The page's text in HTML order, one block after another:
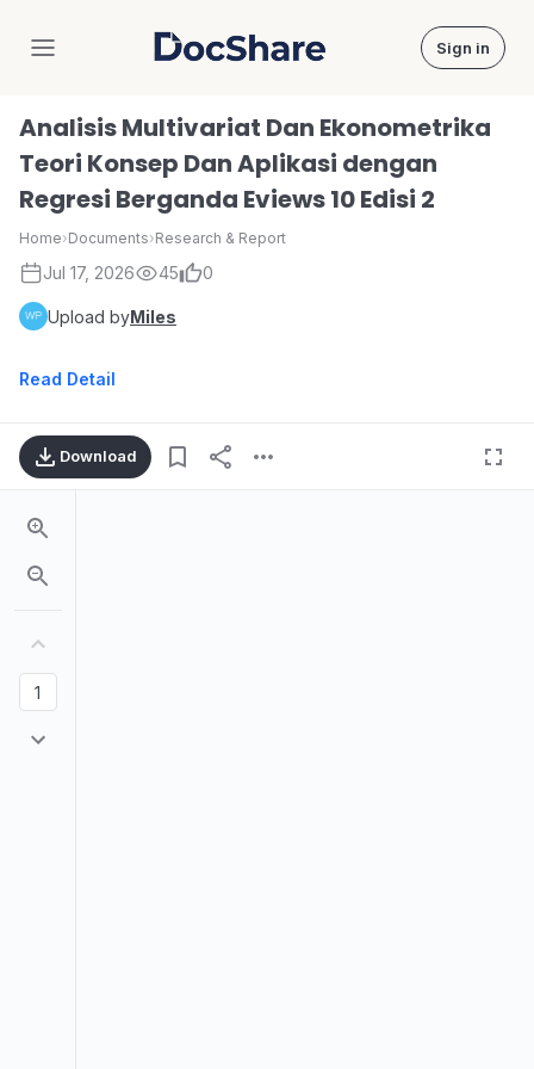
DocShare Sign in
Analisis Multivariat Dan Ekonometrika
Teori Konsep Dan Aplikasi dengan
Regresi Berganda Eviews 10 Edisi 2
Home›Documents›Research & Report
Jul 17, 2026 45 0
Upload byMiles
Read Detail
Download